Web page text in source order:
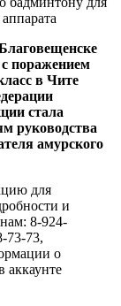
поражением
в Чите
стала
руководства
амурского
для
и
8-924-
73-73,
о
аккаунте